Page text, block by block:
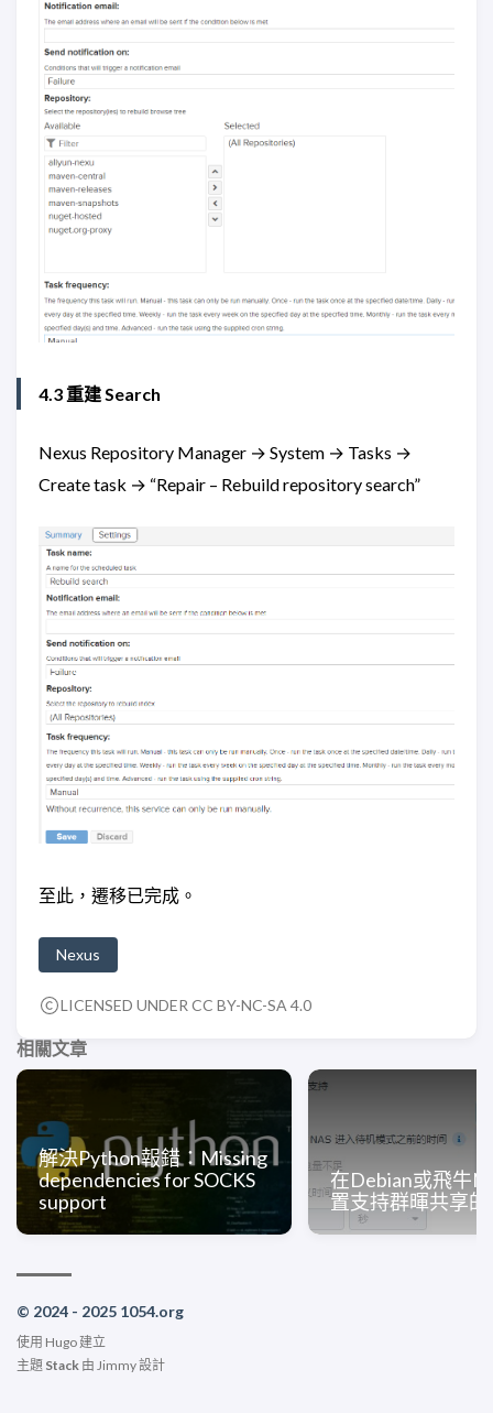
4.3 重建 Search
Nexus Repository Manager → System → Tasks →
Create task → “Repair – Rebuild repository search”
至此，遷移已完成。
Nexus
LICENSED UNDER CC BY-NC-SA 4.0
相關文章
解決Python報錯：Missing
dependencies for SOCKS
support
在Debian或飛牛
置支持群暉共享的
© 2024 - 2025 1054.org
使用 Hugo建立
主題 Stack 由 Jimmy設計